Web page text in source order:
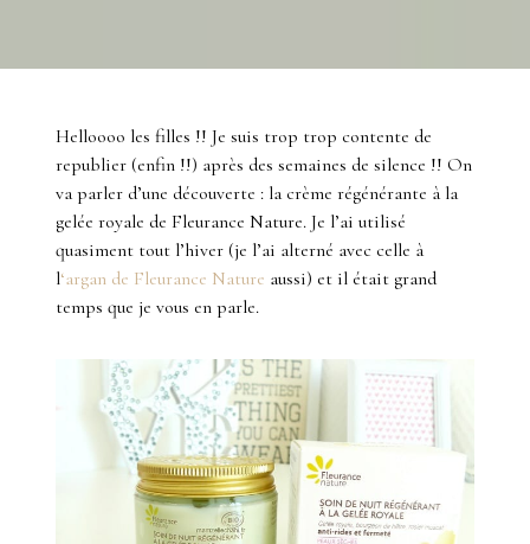
Helloooo les filles !! Je suis trop trop contente de
republier (enfin !!) après des semaines de silence !! On
va parler d’une découverte : la crème régénérante à la
gelée royale de Fleurance Nature. Je l’ai utilisé
quasiment tout l’hiver (je l’ai alterné avec celle à
l‘argan de Fleurance Nature aussi) et il était grand
temps que je vous en parle.